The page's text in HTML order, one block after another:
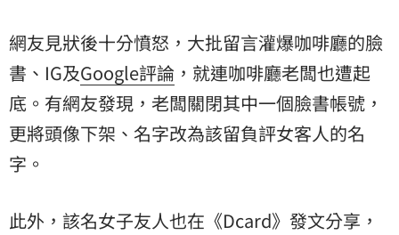
網友見狀後十分憤怒，大批留言灌爆咖啡廳的臉
書、IG及Google評論 ，就連咖啡廳老闆也遭起
底。有網友發現，老闆關閉其中一個臉書帳號，
更將頭像下架、名字改為該留負評女客人的名
字。
此外，該名女子友人也在《Dcard》發文分享，